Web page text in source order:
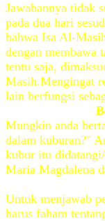
Jawabannya tidak
pada dua hari
bahwa Isa Al-
dengan membawa
tentu saja,
Masih.Mengingat
lain berfungsi
Mungkin anda
dalam kuburan?"
kubur itu
Maria Magdalena
Untuk menjawab
harus faham